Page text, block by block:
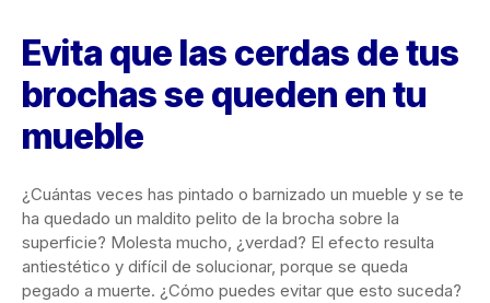
Evita que las cerdas de tus
brochas se queden en tu
mueble
¿Cuántas veces has pintado o barnizado un mueble y se te
ha quedado un maldito pelito de la brocha sobre la
superficie? Molesta mucho, ¿verdad? El efecto resulta
antiestético y difícil de solucionar, porque se queda
pegado a muerte. ¿Cómo puedes evitar que esto suceda?